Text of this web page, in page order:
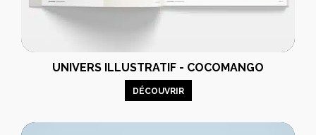
UNIVERS ILLUSTRATIF - COCOMANGO
DÉCOUVRIR